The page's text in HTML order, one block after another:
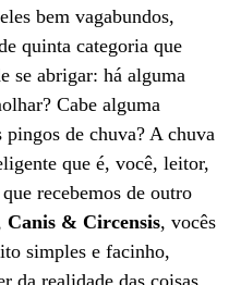
bem vagabundos,
quinta categoria que
se abrigar: há alguma
Cabe alguma
de chuva? A chuva
que é, você, leitor,
recebemos de outro
Canis & Circensis, vocês
simples e facinho,
da realidade das coisas